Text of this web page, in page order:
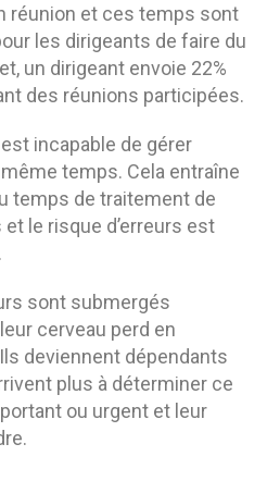
réunion et ces temps sont
les dirigeants de faire du
un dirigeant envoie 22%
des réunions participées.
incapable de gérer
temps. Cela entraîne
temps de traitement de
le risque d’erreurs est
sont submergés
cerveau perd en
deviennent dépendants
plus à déterminer ce
ou urgent et leur